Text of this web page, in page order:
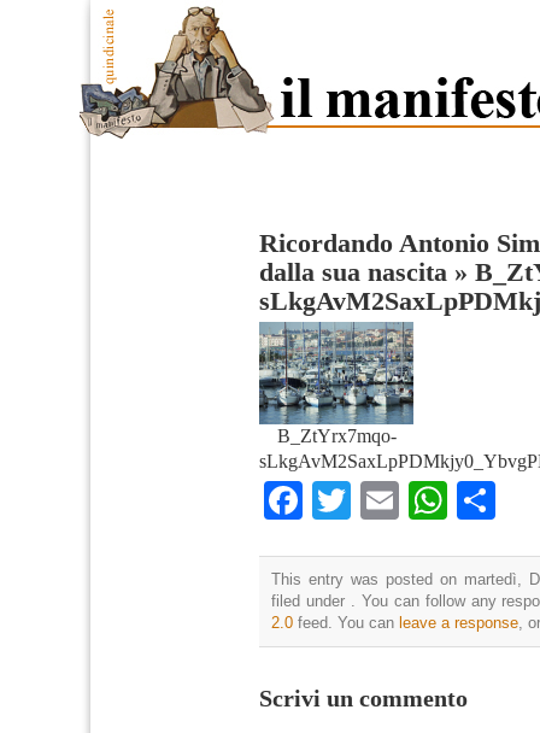
Ricordando Antonio
dalla sua nascita »
B_ZtYrx7mqo-
Facebook
TwitterEmail
This entry was posted on martedì,
filed under . You can follow any
2.0 feed. You can leave a response,
Scrivi un commento